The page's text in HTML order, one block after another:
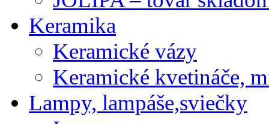
Keramika
Keramické vázy
Keramické kvetináče,
Lampy, lampáše,sviečky